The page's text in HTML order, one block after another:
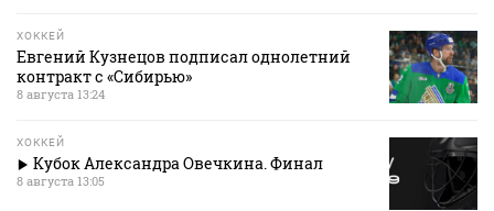
ХОККЕЙ
Евгений Кузнецов подписал однолетний
контракт с «Сибирью»
8 августа 13:24
ХОККЕЙ
Кубок Александра Овечкина. Финал
8 августа 13:05